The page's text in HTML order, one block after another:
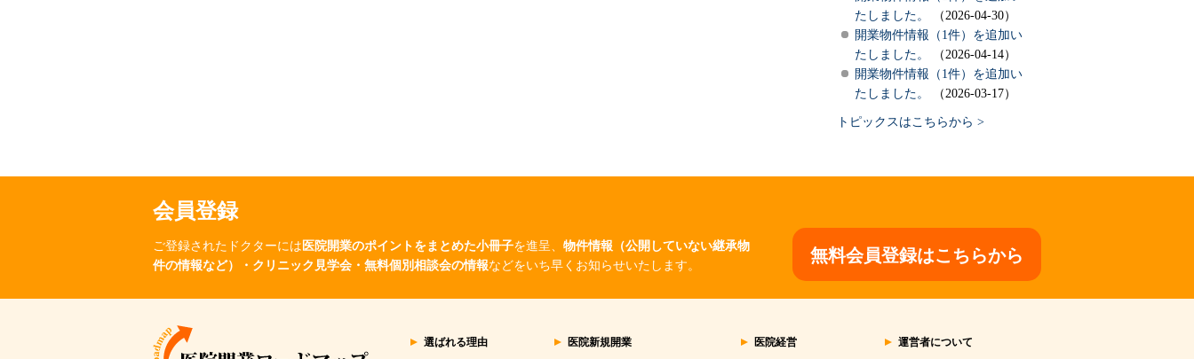
たしました。
（2026-04-30）
開業物件情報（1件）を追加い
たしました。
（2026-04-14）
開業物件情報（1件）を追加い
たしました。
（2026-03-17）
トピックスはこちらから >
会員登録
無料会員登録はこちらから
ご登録されたドクターには 医院開業のポイントをまとめた小冊子を進呈、 物件情報（公開していない継承物
件の情報など）・クリニック見学会・無料個別相談会の情報などをいち早くお知らせいたします。
選ばれる理由 医院新規開業 医院経営 運営者について